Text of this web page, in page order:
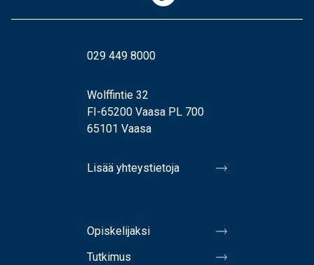
029 449 8000
Wolffintie 32
FI-65200 Vaasa PL 700
65101 Vaasa
Lisää yhteystietoja
Opiskelijaksi
Tutkimus